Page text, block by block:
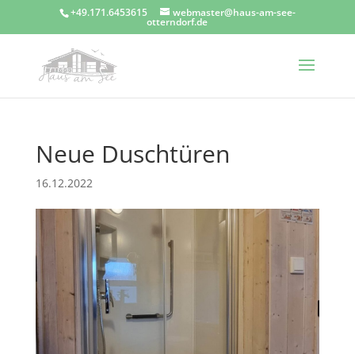
+49.171.6453615 webmaster@haus-am-see-
otterndorf.de
Neue Duschtüren
16.12.2022